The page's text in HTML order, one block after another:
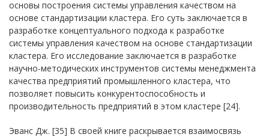
основы построения системы управления качеством на
основе стандартизации кластера. Его суть заключается в
разработке концептуального подхода к разработке
системы управления качеством на основе стандартизации
кластера. Его исследование заключается в разработке
научно-методических инструментов системы менеджмента
качества предприятий промышленного кластера, что
позволяет повысить конкурентоспособность и
производительность предприятий в этом кластере [24].
Эванс Дж. [35] В своей книге раскрывается взаимосвязь